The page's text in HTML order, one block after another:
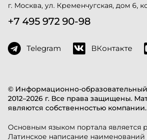
© Информационно-образовательный
2012–2026 г. Все права защищены.
являются собственностью компании.
Основным языком портала является
Латинское написание наименований
г. Москва, ул. Кременчугская, дом 6,
+7 495 972 90-98
Telegram ВКонтакте